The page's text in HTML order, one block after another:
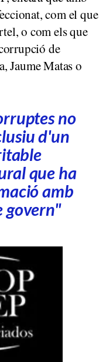
com el que
o com els que
de
Jaume Matas o
no
d'un
que ha
amb
govern"